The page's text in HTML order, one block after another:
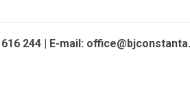
244 | E-mail: